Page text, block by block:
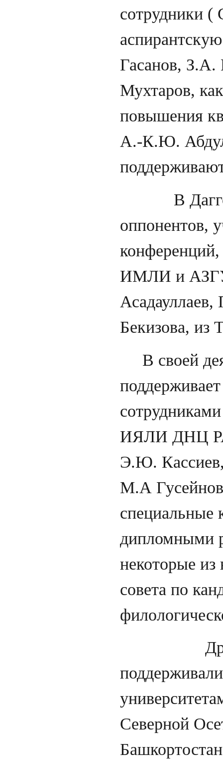
сотрудники
Гасанов,
Мухтаров,
повышения
А.-К.Ю.
В
оппонентов,
ИМЛИ и АЗГУ
Бекизова, из
В своей
ИЯЛИ ДНЦ
Э.Ю.
М.А Гусейнов
специальные
дипломными
некоторые из
совета по
Северной